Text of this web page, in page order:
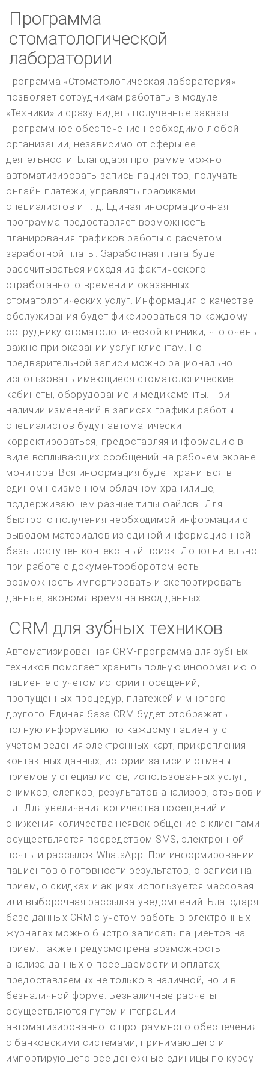
Программа
стоматологической
лаборатории
Программа «Стоматологическая лаборатория»
позволяет сотрудникам работать в модуле
«Техники» и сразу видеть полученные заказы.
Программное обеспечение необходимо любой
организации, независимо от сферы ее
деятельности. Благодаря программе можно
автоматизировать запись пациентов, получать
онлайн-платежи, управлять графиками
специалистов и т. д. Единая информационная
программа предоставляет возможность
планирования графиков работы с расчетом
заработной платы. Заработная плата будет
рассчитываться исходя из фактического
отработанного времени и оказанных
стоматологических услуг. Информация о качестве
обслуживания будет фиксироваться по каждому
сотруднику стоматологической клиники, что очень
важно при оказании услуг клиентам. По
предварительной записи можно рационально
использовать имеющиеся стоматологические
кабинеты, оборудование и медикаменты. При
наличии изменений в записях графики работы
специалистов будут автоматически
корректироваться, предоставляя информацию в
виде всплывающих сообщений на рабочем экране
монитора. Вся информация будет храниться в
едином неизменном облачном хранилище,
поддерживающем разные типы файлов. Для
быстрого получения необходимой информации с
выводом материалов из единой информационной
базы доступен контекстный поиск. Дополнительно
при работе с документооборотом есть
возможность импортировать и экспортировать
данные, экономя время на ввод данных.
CRM для зубных техников
Автоматизированная CRM-программа для зубных
техников помогает хранить полную информацию о
пациенте с учетом истории посещений,
пропущенных процедур, платежей и многого
другого. Единая база CRM будет отображать
полную информацию по каждому пациенту с
учетом ведения электронных карт, прикрепления
контактных данных, истории записи и отмены
приемов у специалистов, использованных услуг,
снимков, слепков, результатов анализов, отзывов и
т.д. Для увеличения количества посещений и
снижения количества неявок общение с клиентами
осуществляется посредством SMS, электронной
почты и рассылок WhatsApp. При информировании
пациентов о готовности результатов, о записи на
прием, о скидках и акциях используется массовая
или выборочная рассылка уведомлений. Благодаря
базе данных CRM с учетом работы в электронных
журналах можно быстро записать пациентов на
прием. Также предусмотрена возможность
анализа данных о посещаемости и оплатах,
предоставляемых не только в наличной, но и в
безналичной форме. Безналичные расчеты
осуществляются путем интеграции
автоматизированного программного обеспечения
с банковскими системами, принимающего и
импортирующего все денежные единицы по курсу